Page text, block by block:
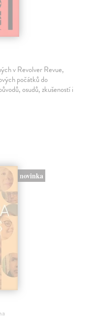
v Revolver Revue,
počátků do
osudů, zkušeností i
novinka